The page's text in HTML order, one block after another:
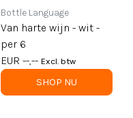
Bottle Language
Van harte wijn - wit -
per 6
EUR --,-- Excl. btw
SHOP NU